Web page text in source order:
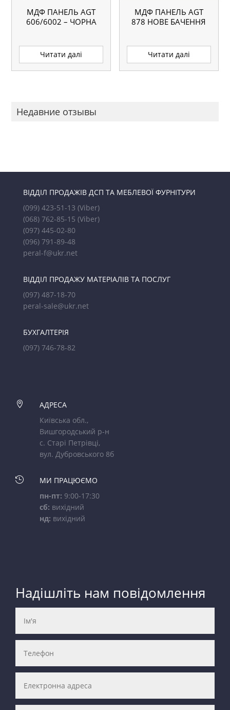
МДФ ПАНЕЛЬ AGT
606/6002 – ЧОРНА
Читати далі
МДФ ПАНЕЛЬ AGT
878 НОВЕ БАЧЕННЯ
Читати далі
Недавние отзывы
ВІДДІЛ ПРОДАЖІВ ДСП ТА МЕБЛЕВОЇ ФУРНІТУРИ
(099) 423-51-13 (Viber)
(068) 762-85-15 (Viber)
(097) 445-02-80
(096) 791-89-48
peral-f@ukr.net
ВІДДІЛ ПРОДАЖУ МАТЕРІАЛІВ ТА ПОСЛУГ
(097) 487-18-70
peral-sale@ukr.net
БУХГАЛТЕРІЯ
(097) 746-78-82

АДРЕСА
Київська обл.,
Вишгородський р-н
с. Старі Петрівці,
вул. Дубровського 8б

МИ ПРАЦЮЄМО
пн-пт: 9:00-17:30
сб: вихідний
нд: вихідний
Надішліть нам повідомлення